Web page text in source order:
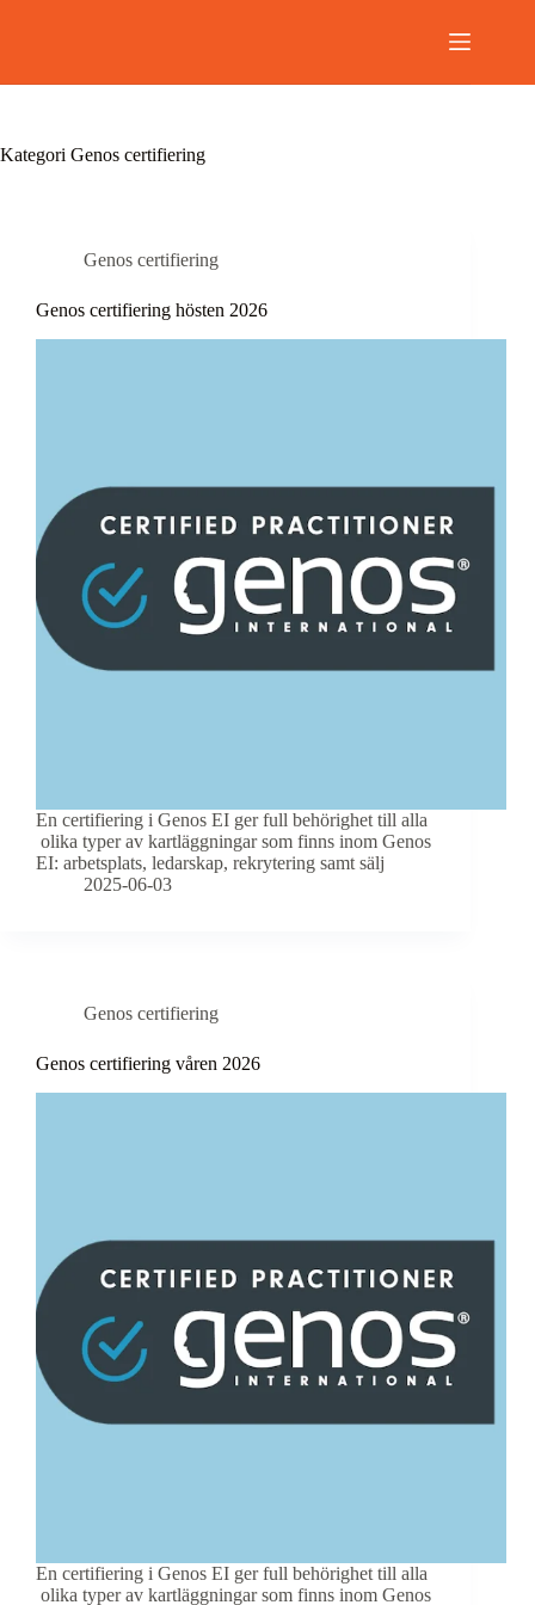
Kategori Genos certifiering
Genos certifiering
Genos certifiering hösten 2026
En certifiering i Genos EI ger full behörighet till alla
olika typer av kartläggningar som finns inom Genos
EI: arbetsplats, ledarskap, rekrytering samt sälj
2025-06-03
Genos certifiering
Genos certifiering våren 2026
En certifiering i Genos EI ger full behörighet till alla
olika typer av kartläggningar som finns inom Genos